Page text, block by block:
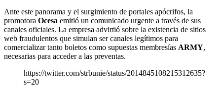
Ante este panorama y el surgimiento de portales apócrifos, la
promotora Ocesa emitió un comunicado urgente a través de sus
canales oficiales. La empresa advirtió sobre la existencia de sitios
web fraudulentos que simulan ser canales legítimos para
comercializar tanto boletos como supuestas membresías ARMY,
necesarias para acceder a las preventas.
https://twitter.com/strbunie/status/2014845108215312635?
s=20